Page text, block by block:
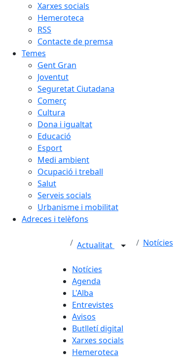
Xarxes socials
Hemeroteca
RSS
Contacte de premsa
Temes
Gent Gran
Joventut
Seguretat Ciutadana
Comerç
Cultura
Dona i igualtat
Educació
Esport
Medi ambient
Ocupació i treball
Salut
Serveis socials
Urbanisme i mobilitat
Adreces i telèfons
Actualitat Notícies
Notícies
Agenda
L'Alba
Entrevistes
Avisos
Butlletí digital
Xarxes socials
Hemeroteca